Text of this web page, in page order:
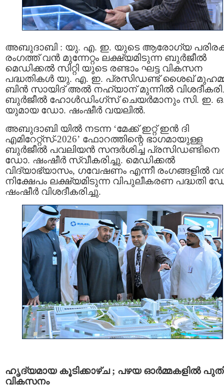
അബുദാബി : യു. എ. ഇ. യുടെ ആരോഗ്യ
രംഗത്ത് വൻ മുന്നേറ്റം ലക്ഷ്യമിടുന്ന ബുർജീൽ
മെഡിക്കൽ സിറ്റി യുടെ രണ്ടാം ഘട്ട വികസന
പദ്ധതികൾ യു. എ. ഇ. പ്രസിഡണ്ട് ശൈഖ്
ബിൻ സായിദ് അൽ നഹ്യാന് മുന്നിൽ
ബുർജീൽ ഹോൾഡിംഗ്‌സ് ചെയർമാനും സി. ഇ.
യുമായ ഡോ. ഷംഷീർ വയലിൽ.
അബുദാബി യിൽ നടന്ന ‘മേക്ക് ഇറ്റ് ഇൻ ദി
എമിറേറ്റ്‌സ്-2026’ ഫോറത്തിന്റെ ഭാഗമായുള്ള
ബുർജീൽ പവലിയൻ സന്ദർശിച്ച പ്രസിഡണ്ടിനെ
ഡോ. ഷംഷീർ സ്വീകരിച്ചു. മെഡിക്കൽ
വിദ്യാഭ്യാസം, ഗവേഷണം എന്നീ രംഗങ്ങളിൽ
നിക്ഷേപം ലക്ഷ്യമിടുന്ന വിപുലീകരണ പദ്ധതി
ഷംഷീർ വിശദീകരിച്ചു.
ഹൃദ്യമായ കൂടിക്കാഴ്ച ; പഴയ ഓർമ്മകളിൽ
വികസനം